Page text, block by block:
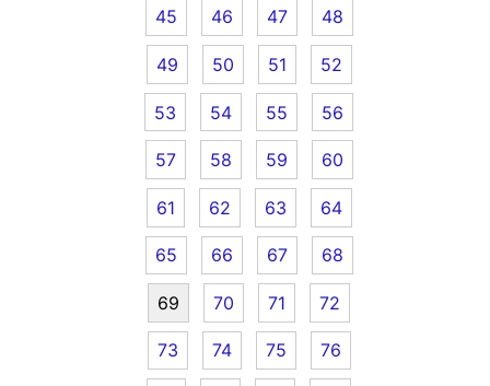
45 46 47 48
49 50 51 52
53 54 55 56
57 58 59 60
61 62 63 64
65 66 67 68
69 70 71 72
73 74 75 76